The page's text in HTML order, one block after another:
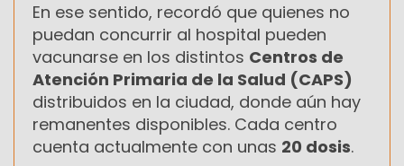
En ese sentido, recordó que quienes no
puedan concurrir al hospital pueden
vacunarse en los distintos Centros de
Atención Primaria de la Salud (CAPS)
distribuidos en la ciudad, donde aún hay
remanentes disponibles. Cada centro
cuenta actualmente con unas 20 dosis.